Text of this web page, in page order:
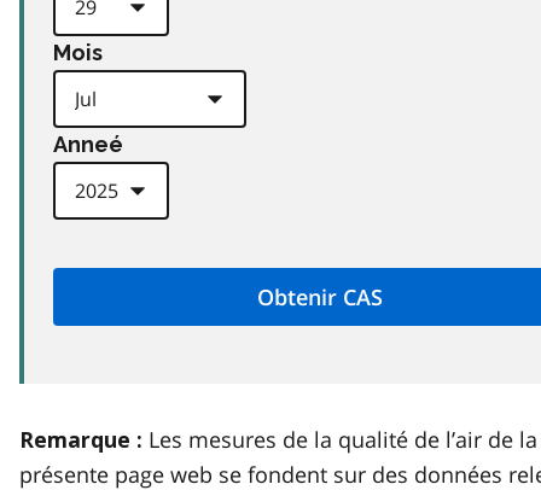
Mois
Anneé
Remarque : Les mesures de la qualité de l’air de la
présente page web se fondent sur des données